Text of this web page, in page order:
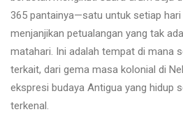
365 pantainya—satu untuk setiap
menjanjikan petualangan yang tak
matahari. Ini adalah tempat di mana
terkait, dari gema masa kolonial di
ekspresi budaya Antigua yang hidup
terkenal.